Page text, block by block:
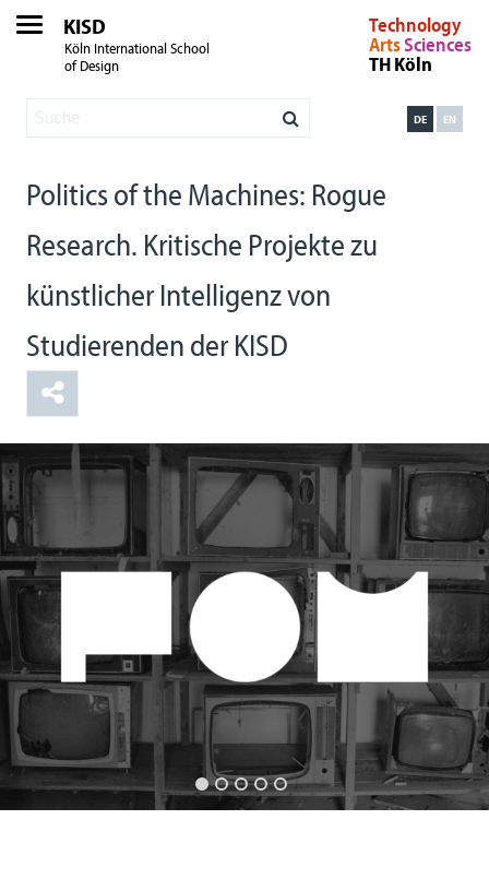
KISD
Köln International School
of Design
Technology
ArtsSciences
TH Köln
EN
DE
Politics of the Machines: Rogue
Research. Kritische Projekte zu
künstlicher Intelligenz von
Studierenden der KISD